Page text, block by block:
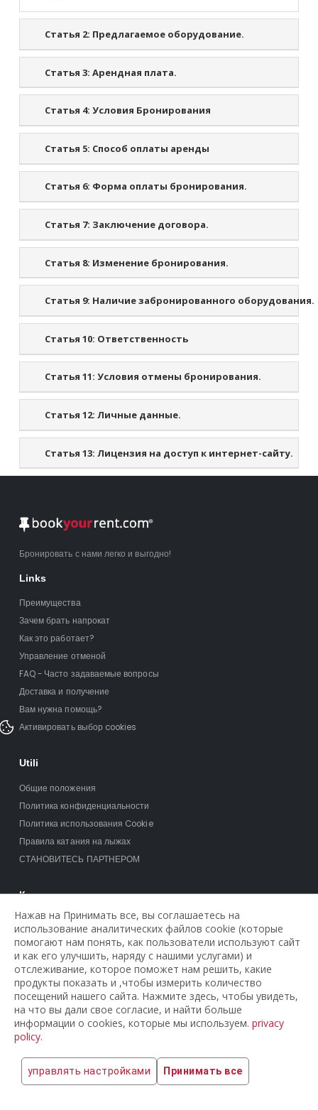
Статья 2: Предлагаемое оборудование.
Статья 3: Арендная плата.
Статья 4: Условия Бронирования
Статья 5: Способ оплаты аренды
Статья 6: Форма оплаты бронирования.
Статья 7: Заключение договора.
Статья 8: Изменение бронирования.
Статья 9: Наличие забронированного оборудования.
Статья 10: Ответственность
Статья 11: Условия отмены бронирования.
Статья 12: Личные данные.
Статья 13: Лицензия на доступ к интернет-сайту.
Бронировать с нами легко и выгодно!
Links
Преимущества
Зачем брать напрокат
Как это работает?
Управление отменой
FAQ - Часто задаваемые вопросы
Доставка и получение
Вам нужна помощь?
Активировать выбор cookies
Utili
Общие положения
Политика конфиденциальности
Политика использования Cookie
Правила катания на лыжах
СТАНОВИТЕСЬ ПАРТНЕРОМ
Контакты
Tecnosoft informatica S.r.l.
Via T. Claudio 41
38023 Cles (TN)
Pi: 0212522521
© Bookyourrent eCommerce. 2022. All Rights Reserved
Нажав на Принимать все, вы соглашаетесь на
использование аналитических файлов cookie (которые
помогают нам понять, как пользователи используют сайт
и как его улучшить, наряду с нашими услугами) и
отслеживание, которое поможет нам решить, какие
продукты показать и ,чтобы измерить количество
посещений нашего сайта. Нажмите здесь, чтобы увидеть,
на что вы дали свое согласие, и найти больше
информации о cookies, которые мы используем. privacy
policy.
управлять настройками Принимать все